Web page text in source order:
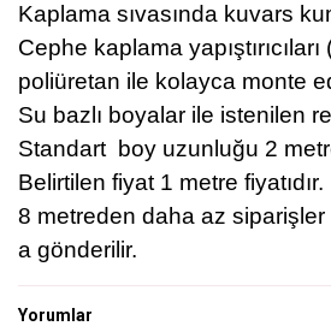
Kaplama sıvasında kuvars
Cephe kaplama
poliüretan ile kolayca monte
Su bazlı boyalar ile istenilen
Standart boy uzunluğu 2
Belirtilen fiyat 1 metre fiyatıdır.
8 metreden daha az siparişler
a gönderilir.
Yorumlar